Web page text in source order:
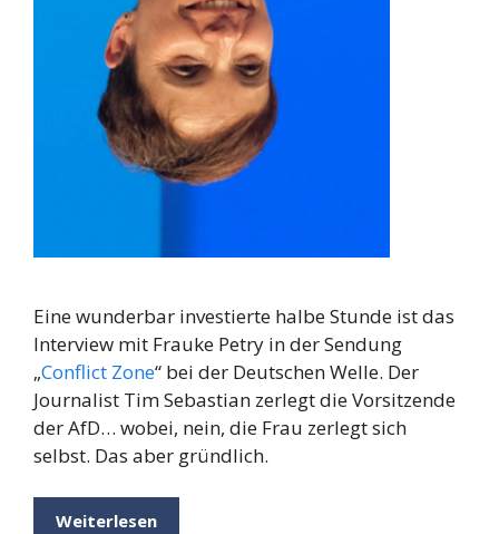
Eine wunderbar investierte halbe Stunde ist das
Interview mit Frauke Petry in der Sendung
„Conflict Zone“ bei der Deutschen Welle. Der
Journalist Tim Sebastian zerlegt die Vorsitzende
der AfD… wobei, nein, die Frau zerlegt sich
selbst. Das aber gründlich.
Weiterlesen